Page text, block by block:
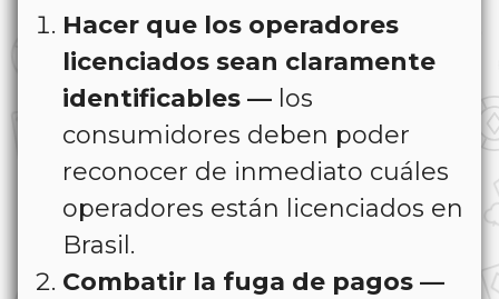
Hacer que los operadores
licenciados sean claramente
identificables — los
consumidores deben poder
reconocer de inmediato cuáles
operadores están licenciados en
Brasil.
Combatir la fuga de pagos —